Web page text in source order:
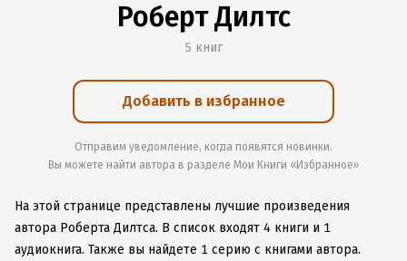
Роберт Дилтс
5 книг
Добавить в избранное
Отправим уведомление, когда появятся новинки.
Вы можете найти автора в разделе Мои Книги «Избранное»
На этой странице представлены лучшие произведения
автора Роберта Дилтса. В список входят 4 книги и 1
аудиокнига. Также вы найдете 1 серию с книгами автора.